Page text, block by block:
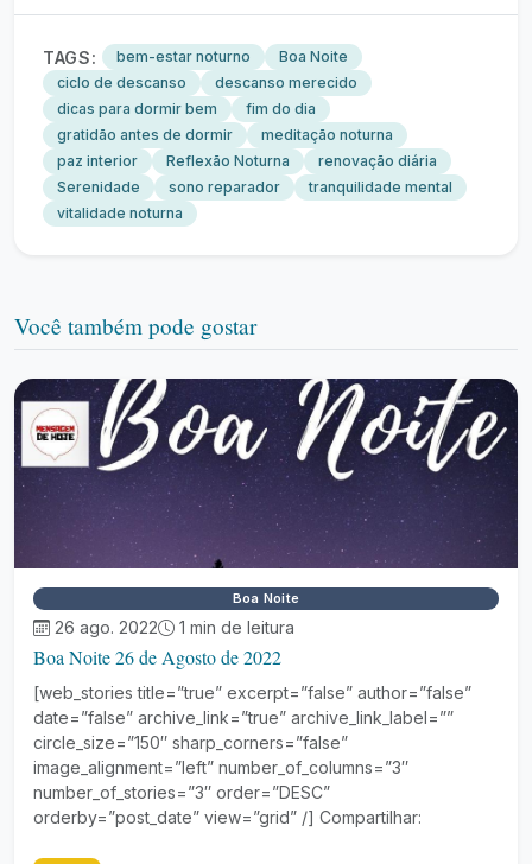
TAGS: bem-estar noturno
Boa Noite
ciclo de descanso
descanso merecido
dicas para dormir bem
fim do dia
gratidão antes de dormir
meditação noturna
paz interior
Reflexão Noturna
renovação diária
Serenidade
sono reparador
tranquilidade mental
vitalidade noturna
Você também pode gostar
Boa Noite
26 ago. 2022 1 min de leitura
Boa Noite 26 de Agosto de 2022
[web_stories title=”true” excerpt=”false” author=”false”
date=”false” archive_link=”true” archive_link_label=””
circle_size=”150″ sharp_corners=”false”
image_alignment=”left” number_of_columns=”3″
number_of_stories=”3″ order=”DESC”
orderby=”post_date” view=”grid” /] Compartilhar: